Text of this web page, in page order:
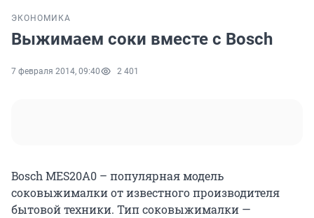
ЭКОНОМИКА
Выжимаем соки вместе с Bosch
7 февраля 2014, 09:40 2 401
Bosch MES20A0 – популярная модель
соковыжималки от известного производителя
бытовой техники. Тип соковыжималки —